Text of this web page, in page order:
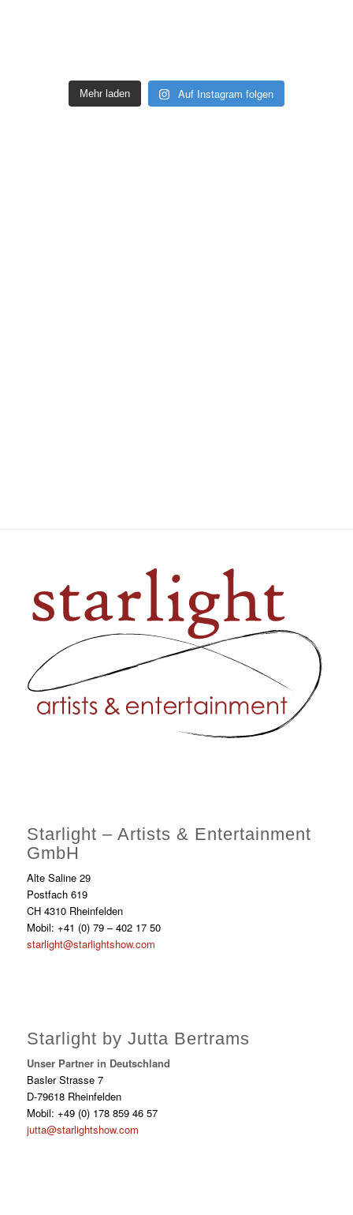
Mehr laden Auf Instagram folgen
Starlight – Artists & Entertainment
GmbH
Alte Saline 29
Postfach 619
CH 4310 Rheinfelden
Mobil: +41 (0) 79 – 402 17 50
starlight@starlightshow.com
Starlight by Jutta Bertrams
Unser Partner in Deutschland
Basler Strasse 7
D-79618 Rheinfelden
Mobil: +49 (0) 178 859 46 57
jutta@starlightshow.com